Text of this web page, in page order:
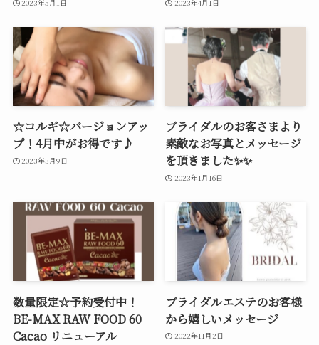
2023年5月1日 2023年4月1日
☆コルギ☆バージョンアッ
プ！4月中がお得です♪
2023年3月9日
ブライダルのお客さまより
素敵なお写真とメッセージ
を頂きました✨✨
2023年1月16日
数量限定☆予約受付中！
BE-MAX RAW FOOD 60
Cacao リニューアル
ブライダルエステのお客様
から嬉しいメッセージ
2022年11月2日